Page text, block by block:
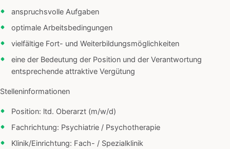
anspruchsvolle Aufgaben
optimale Arbeitsbedingungen
vielfältige Fort- und Weiterbildungsmöglichkeiten
eine der Bedeutung der Position und der Verantwortung
entsprechende attraktive Vergütung
Stelleninformationen
Position: ltd. Oberarzt (m/w/d)
Fachrichtung: Psychiatrie / Psychotherapie
Klinik/Einrichtung: Fach- / Spezialklinik